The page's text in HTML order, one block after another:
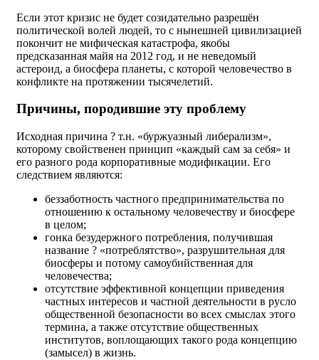
Если этот кризис не будет созидательно разрешён
политической волей людей, то с нынешней цивилизацией
покончит не мифическая катастрофа, якобы
предсказанная майя на 2012 год, и не неведомый
астероид, а биосфера планеты, с которой человечество в
конфликте на протяжении тысячелетий.
Причины, породившие эту проблему
Исходная причина ? т.н. «буржуазный либерализм»,
которому свойственен принцип «каждый сам за себя» и
его разного рода корпоративные модификации. Его
следствием являются:
беззаботность частного предпринимательства по
отношению к остальному человечеству и биосфере
в целом;
гонка безудержного потребления, получившая
название ? «потреблятство», разрушительная для
биосферы и потому самоубийственная для
человечества;
отсутствие эффективной концепции приведения
частных интересов и частной деятельности в русло
общественной безопасности во всех смыслах этого
термина, а также отсутствие общественных
институтов, воплощающих такого рода концепцию
(замысел) в жизнь.